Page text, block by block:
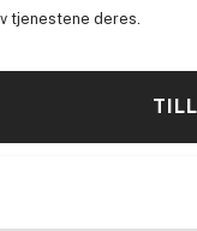
tjenestene deres.